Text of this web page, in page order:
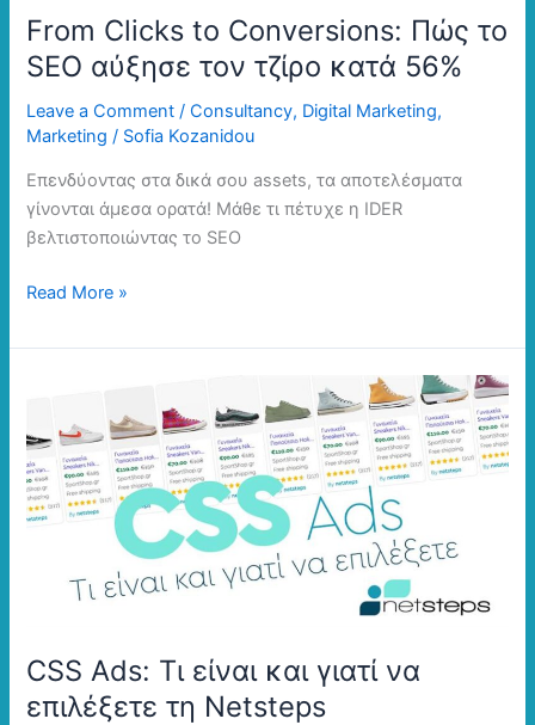
From Clicks to Conversions: Πώς το
SEO αύξησε τον τζίρο κατά 56%
Leave a Comment /Consultancy, Digital Marketing,
Marketing / Sofia Kozanidou
Επενδύοντας στα δικά σου assets, τα αποτελέσματα
γίνονται άμεσα ορατά! Μάθε τι πέτυχε η IDER
βελτιστοποιώντας το SEO
56%
Read More »
CSS Ads: Τι είναι και γιατί να
επιλέξετε τη Netsteps
Τι
είναι
και
επιλέξετε